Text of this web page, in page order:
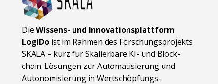
Die Wissens- und Innovationsplattform
LogiDoist im Rahmen des Forschungsprojekts
SKALA – kurz für Skalierbare KI- und Block­
chain-Lösungen zur Automatisierung und
Autonomisierung in Wert­schöpfungs­